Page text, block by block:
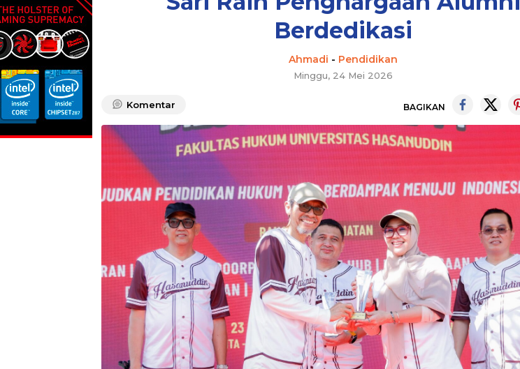
Berdedikasi
Ahmadi - Pendidikan
Minggu, 24 Mei 2026
Komentar BAGIKAN